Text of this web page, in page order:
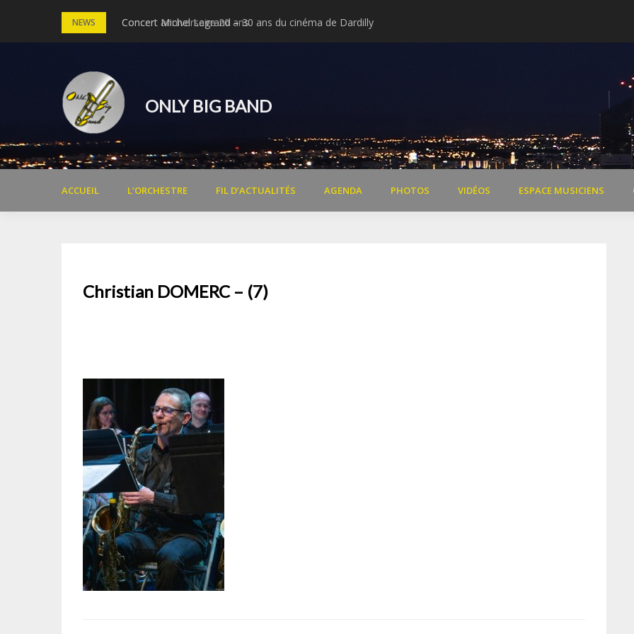
NEWS Concert anniversaire 20 ans
Concert Michel Legrand – 30 ans du cinéma de Dardilly
ONLY BIG BAND
ACCUEIL L’ORCHESTRE FIL D’ACTUALITÉS AGENDA PHOTOS VIDÉOS ESPACE MUSICIENS
Christian DOMERC – (7)